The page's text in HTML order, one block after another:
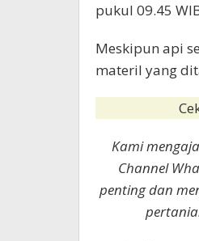
pukul 09.45
Meskipun api
materil yang
Kami
Channel
penting dan